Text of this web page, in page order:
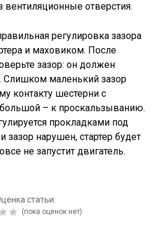
вентиляционные отверстия.
регулировка зазора
и маховиком. После
зазор: он должен
Слишком маленький зазор
контакту шестерни с
– к проскальзыванию.
прокладками под
зазор нарушен, стартер будет
не запустит двигатель.
статьи:
(пока оценок нет)